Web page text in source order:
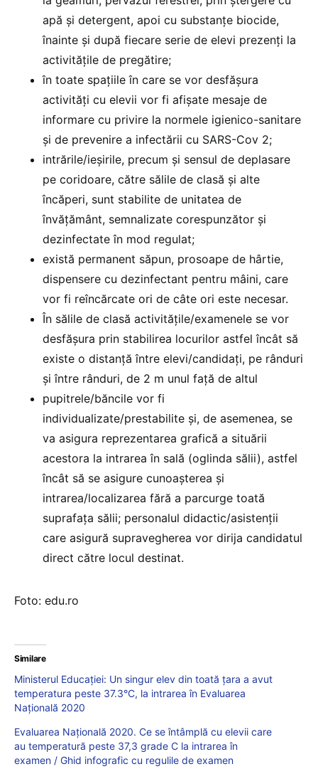
apă și detergent, apoi cu substanțe biocide,
înainte și după fiecare serie de elevi prezenți la
activitățile de pregătire;
în toate spațiile în care se vor desfășura
activități cu elevii vor fi afișate mesaje de
informare cu privire la normele igienico-sanitare
și de prevenire a infectării cu SARS-Cov 2;
intrările/ieșirile, precum și sensul de deplasare
pe coridoare, către sălile de clasă și alte
încăperi, sunt stabilite de unitatea de
învățământ, semnalizate corespunzător și
dezinfectate în mod regulat;
există permanent săpun, prosoape de hârtie,
dispensere cu dezinfectant pentru mâini, care
vor fi reîncărcate ori de câte ori este necesar.
În sălile de clasă activitățile/examenele se vor
desfășura prin stabilirea locurilor astfel încât să
existe o distanță între elevi/candidați, pe rânduri
și între rânduri, de 2 m unul față de altul
pupitrele/băncile vor fi
individualizate/prestabilite și, de asemenea, se
va asigura reprezentarea grafică a situării
acestora la intrarea în sală (oglinda sălii), astfel
încât să se asigure cunoașterea și
intrarea/localizarea fără a parcurge toată
suprafața sălii; personalul didactic/asistenții
care asigură supravegherea vor dirija candidatul
direct către locul destinat.
Foto: edu.ro
Similare
Ministerul Educației: Un singur elev din toată țara a avut
temperatura peste 37.3°C, la intrarea în Evaluarea
Națională 2020
Evaluarea Națională 2020. Ce se întâmplă cu elevii care
au temperatură peste 37,3 grade C la intrarea în
examen / Ghid infografic cu regulile de examen